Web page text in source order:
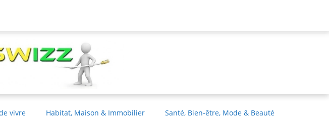
vivre Habitat, Maison & Immobilier Santé, Bien-être, Mode & Beauté